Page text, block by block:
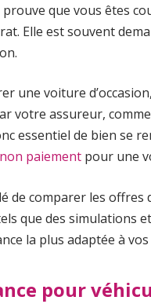
que vous êtes
Elle est souvent
une voiture
votre assureur,
essentiel de bien se
paiement pour une
de comparer les offres
que des simulations
la plus adaptée à
pour